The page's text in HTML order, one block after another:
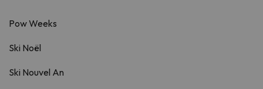
Pow Weeks
Ski Noël
Ski Nouvel An